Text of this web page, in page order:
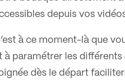
depuis vos
à ce moment-là que
à paramétrer les
dès le départ